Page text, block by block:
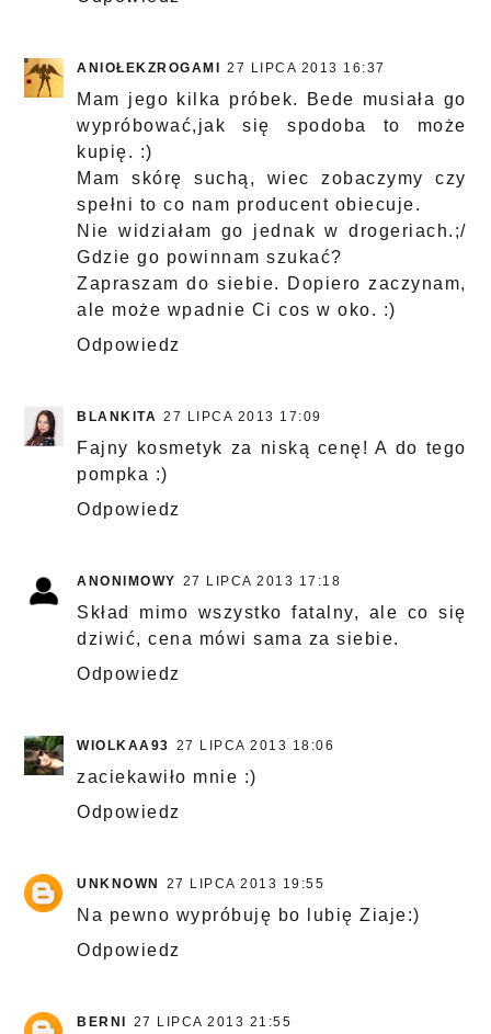
ANIOŁEKZROGAMI 27 LIPCA 2013 16:37
Mam jego kilka próbek. Bede musiała go
wypróbować,jak się spodoba to może
kupię. :)
Mam skórę suchą, wiec zobaczymy czy
spełni to co nam producent obiecuje.
Nie widziałam go jednak w drogeriach.;/
Gdzie go powinnam szukać?
Zapraszam do siebie. Dopiero zaczynam,
ale może wpadnie Ci cos w oko. :)
Odpowiedz
BLANKITA 27 LIPCA 2013 17:09
Fajny kosmetyk za niską cenę! A do tego
pompka :)
Odpowiedz
ANONIMOWY 27 LIPCA 2013 17:18
Skład mimo wszystko fatalny, ale co się
dziwić, cena mówi sama za siebie.
Odpowiedz
WIOLKAA93 27 LIPCA 2013 18:06
zaciekawiło mnie :)
Odpowiedz
UNKNOWN 27 LIPCA 2013 19:55
Na pewno wypróbuję bo lubię Ziaje:)
Odpowiedz
BERNI 27 LIPCA 2013 21:55